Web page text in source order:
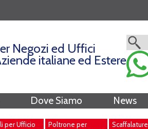
Negozi ed Uffici
italiane ed Estere
Dove Siamo News
per Ufficio
Poltrone per
Scaffalature